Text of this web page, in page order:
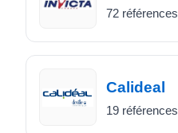
72 références
Calideal
19 références